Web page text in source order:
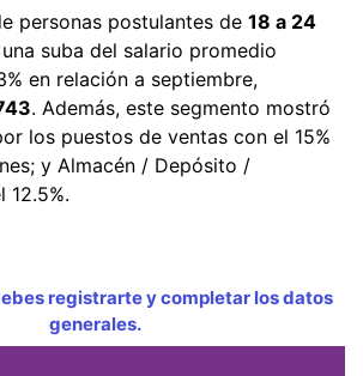
personas postulantes de 18 a 24
suba del salario promedio
en relación a septiembre,
. Además, este segmento mostró
los puestos de ventas con el 15%
y Almacén / Depósito /
12.5%.
registrarte y completar los datos
generales.